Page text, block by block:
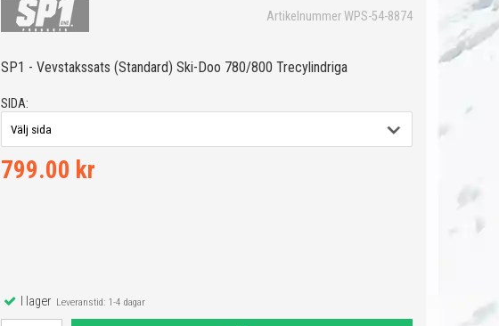
Artikelnummer WPS-54-8874
SP1 - Vevstakssats (Standard) Ski-Doo 780/800 Trecylindriga
SIDA:
799.00 kr
I lagerLeveranstid: 1-4 dagar